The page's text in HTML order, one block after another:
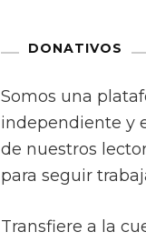
DONATIVOS
Somos una
independiente y
de nuestros
para seguir
Transfiere a la